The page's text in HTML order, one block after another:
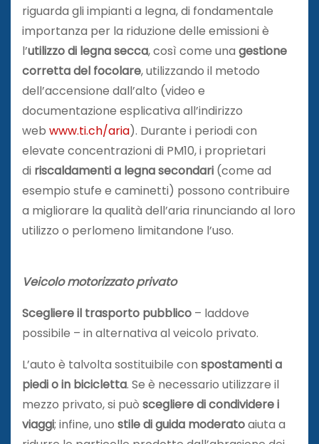
riguarda gli impianti a legna, di fondamentale
importanza per la riduzione delle emissioni è
l’utilizzo di legna secca, così come una gestione
corretta del focolare, utilizzando il metodo
dell’accensione dall’alto (video e
documentazione esplicativa all’indirizzo
web www.ti.ch/aria). Durante i periodi con
elevate concentrazioni di PM10, i proprietari
di riscaldamenti a legna secondari (come ad
esempio stufe e caminetti) possono contribuire
a migliorare la qualità dell’aria rinunciando al loro
utilizzo o perlomeno limitandone l’uso.
Veicolo motorizzato privato
Scegliere il trasporto pubblico – laddove
possibile – in alternativa al veicolo privato.
L’auto è talvolta sostituibile con spostamenti a
piedi o in bicicletta. Se è necessario utilizzare il
mezzo privato, si può scegliere di condividere i
viaggi; infine, uno stile di guida moderatoaiuta a